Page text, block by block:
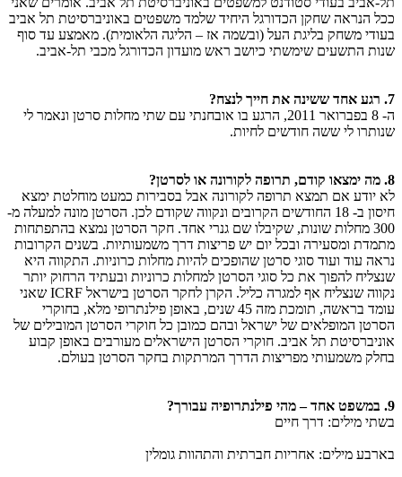
ככל הנראה שחקן הכדורגל היחיד שלמד משפטים באוניברסיטת תל אביב
בעודי משחק בליגת העל (ובשמה אז – הליגה הלאומית). מאמצע עד סוף
שנות התשעים שימשתי כיושב ראש מועדון הכדורגל מכבי תל-אביב.
7. רגע אחד ששינה את חייך לנצח?
ה- 8 בפברואר 2011, הרגע בו אובחנתי עם שתי מחלות סרטן ונאמר לי
שנותרו לי ששה חודשים לחיות.
8. מה ימצאו קודם, תרופה לקורונה או לסרטן?
לא יודע אם תמצא תרופה לקורונה אבל בסבירות כמעט מוחלטת ימצא
חיסון ב- 18 החודשים הקרובים ונקווה שקודם לכן. הסרטן מונה למעלה מ-
300 מחלות שונות, שקיבלו שם גנרי אחד. חקר הסרטן נמצא בהתפתחות
מתמדת ומסעירה ובכל יום יש פריצות דרך משמעותיות. בשנים הקרובות
נראה עוד ועוד סוגי סרטן שהופכים להיות מחלות כרוניות. התקווה היא
שנצליח להפוך את כל סוגי הסרטן למחלות כרוניות ובעתיד הרחוק יותר
נקווה שנצליח אף למגרה כליל. הקרן לחקר הסרטן בישראל ICRF שאני
עומד בראשה, תומכת מזה 45 שנים, באופן פילנתרופי מלא, בחוקרי
הסרטן המופלאים של ישראל ובהם כמובן כל חוקרי הסרטן המובילים של
אוניברסיטת תל אביב. חוקרי הסרטן הישראלים מעורבים באופן קבוע
בחלק משמעותי מפריצות הדרך המרתקות בחקר הסרטן בעולם.
9. במשפט אחד – מהי פילנתרופיה עבורך?
בשתי מילים: דרך חיים
בארבע מילים: אחריות חברתית והתהוות גומלין